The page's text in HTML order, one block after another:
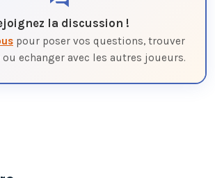
la discussion !
pour poser vos questions, trouver
echanger avec les autres joueurs.